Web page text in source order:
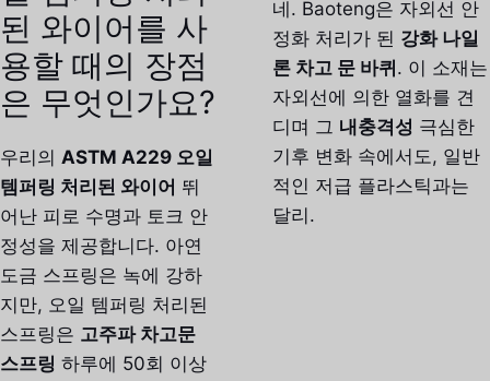
된 와이어를 사
용할 때의 장점
은 무엇인가요?
우리의 ASTM A229 오일
템퍼링 처리된 와이어 뛰
어난 피로 수명과 토크 안
정성을 제공합니다. 아연
도금 스프링은 녹에 강하
지만, 오일 템퍼링 처리된
스프링은 고주파 차고문
스프링 하루에 50회 이상
네. Baoteng은 자외선 안
정화 처리가 된 강화 나일
론 차고 문 바퀴 . 이 소재는
자외선에 의한 열화를 견
디며 그 내충격성 극심한
기후 변화 속에서도, 일반
적인 저급 플라스틱과는
달리.